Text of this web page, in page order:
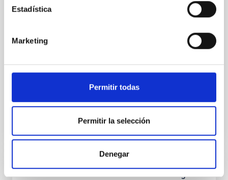
Estadística
Marketing
Permitir todas
Permitir la selección
Denegar
Observatory LLC
decida de mutuo acuerdo, su demolición, retirada y
Acuerdo de Colaboración entre Leading-On